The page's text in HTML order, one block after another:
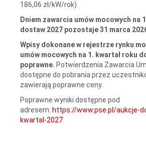
186,06 zł/kW/rok).
Dniem zawarcia umów mocowych na
dostaw 2027 pozostaje 31 marca
Wpisy dokonane w rejestrze rynku
umów mocowych na 1. kwartał roku
poprawne. Potwierdzenia Zawarcia
dostępne do pobrania przez
zawierają poprawne ceny.
Poprawne wyniki dostępne pod
adresem: https://www.pse.pl/aukcje-
kwartal-2027